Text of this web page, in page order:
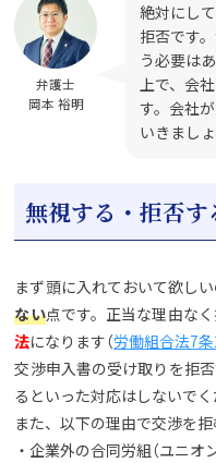
弁護士
岡本 裕明
絶対にし
拒否です
う必要は
上で、会
す。会社
いきましょ
無視する・拒否す
まず頭に入れておいて欲し
ない点です。正当な理由なく
法になります（労働組合法7
交渉申入書の受け取りを拒
るといった対応はしないでく
また、以下の理由で交渉を拒
・企業外の合同労組（ユニオ